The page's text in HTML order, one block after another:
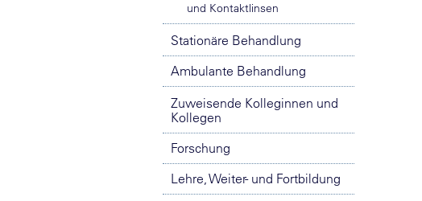
und Kontaktlinsen
Stationäre Behandlung
Ambulante Behandlung
Zuweisende Kolleginnen und
Kollegen
Forschung
Lehre, Weiter- und Fortbildung